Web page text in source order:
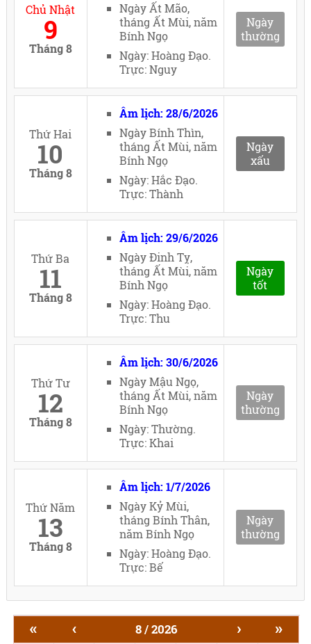
Chủ Nhật
9
Tháng 8
Ngày Ất Mão,
tháng Ất Mùi, năm
Bính Ngọ
Ngày: Hoàng Đạo.
Trực: Nguy
Ngày
thường
Thứ Hai
10
Tháng 8
Âm lịch: 28/6/2026
Ngày Bính Thìn,
tháng Ất Mùi, năm
Bính Ngọ
Ngày: Hắc Đạo.
Trực: Thành
Ngày
xấu
Thứ Ba
11
Tháng 8
Âm lịch: 29/6/2026
Ngày Đinh Tỵ,
tháng Ất Mùi, năm
Bính Ngọ
Ngày: Hoàng Đạo.
Trực: Thu
Ngày
tốt
Thứ Tư
12
Tháng 8
Âm lịch: 30/6/2026
Ngày Mậu Ngọ,
tháng Ất Mùi, năm
Bính Ngọ
Ngày: Thường.
Trực: Khai
Ngày
thường
Thứ Năm
13
Tháng 8
Âm lịch: 1/7/2026
Ngày Kỷ Mùi,
tháng Bính Thân,
năm Bính Ngọ
Ngày: Hoàng Đạo.
Trực: Bế
Ngày
thường
« ‹ 8 / 2026 › »